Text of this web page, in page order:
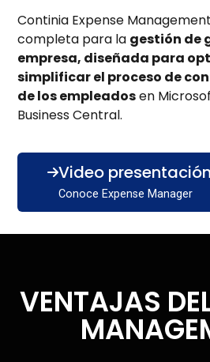
Continia Expense
completa para la gestión de
empresa, diseñada para
simplificar el proceso de
de los empleadosen
Business Central.
Video presentación
Conoce Expense Manager
VENTAJAS